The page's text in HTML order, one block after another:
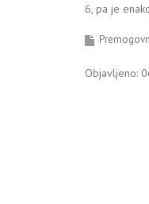
6, pa je
Objavljeno: